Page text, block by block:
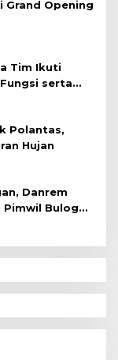
Grand Opening
Tim Ikuti
serta
Terbuka
Polantas,
Hujan
Danrem
Pimwil Bulog